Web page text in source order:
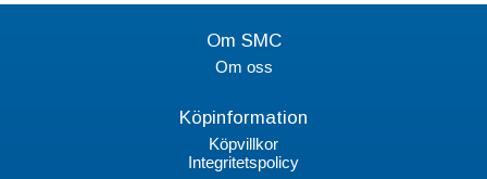
Om SMC
Om oss
Köpinformation
Köpvillkor
Integritetspolicy